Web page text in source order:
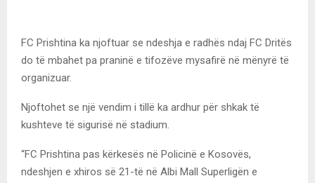
FC Prishtina ka njoftuar se ndeshja e radhës ndaj FC Dritës
do të mbahet pa praninë e tifozëve mysafirë në mënyrë të
organizuar.
Njoftohet se një vendim i tillë ka ardhur për shkak të
kushteve të sigurisë në stadium.
“FC Prishtina pas kërkesës në Policinë e Kosovës,
ndeshjen e xhiros së 21-të në Albi Mall Superligën e